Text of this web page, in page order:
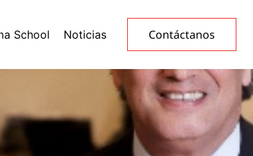
School Noticias Contáctanos